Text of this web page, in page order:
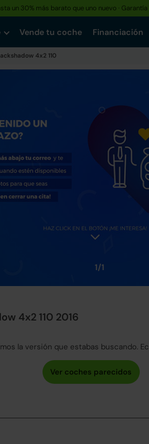
un 30% más barato que uno nuevo ·
Vende tu coche Financiación
4x2 110
1/1
4x2 110 2016
la versión que estabas buscando.